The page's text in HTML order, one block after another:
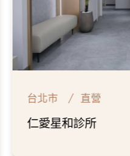
台北市 直營
士林星和診所